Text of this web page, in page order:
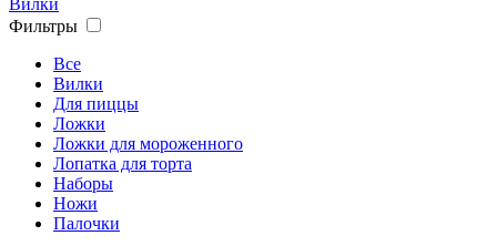
Вилки
Фильтры
Все
Вилки
Для пиццы
Ложки
Ложки для мороженного
Лопатка для торта
Наборы
Ножи
Палочки